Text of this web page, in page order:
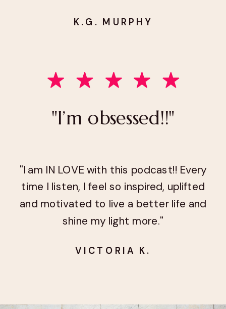
VICTORIA K.
"I am IN LOVE with this podcast!! Every
time I listen, I feel so inspired, uplifted
and motivated to live a better life and
shine my light more."
"I’m obsessed!!"
K.G. MURPHY